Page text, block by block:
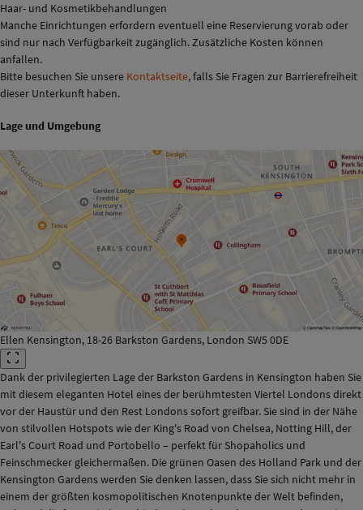
Haar- und Kosmetikbehandlungen
Manche Einrichtungen erfordern eventuell eine Reservierung vorab oder
sind nur nach Verfügbarkeit zugänglich. Zusätzliche Kosten können
anfallen.
Bitte besuchen Sie unsere Kontaktseite, falls Sie Fragen zur Barrierefreiheit
dieser Unterkunft haben.
Lage und Umgebung
Ellen Kensington, 18-26 Barkston Gardens, London SW5 0DE
Dank der privilegierten Lage der Barkston Gardens in Kensington haben Sie
mit diesem eleganten Hotel eines der berühmtesten Viertel Londons direkt
vor der Haustür und den Rest Londons sofort greifbar. Sie sind in der Nähe
von stilvollen Hotspots wie der King's Road von Chelsea, Notting Hill, der
Earl's Court Road und Portobello – perfekt für Shopaholics und
Feinschmecker gleichermaßen. Die grünen Oasen des Holland Park und der
Kensington Gardens werden Sie denken lassen, dass Sie sich nicht mehr in
einem der größten kosmopolitischen Knotenpunkte der Welt befinden,